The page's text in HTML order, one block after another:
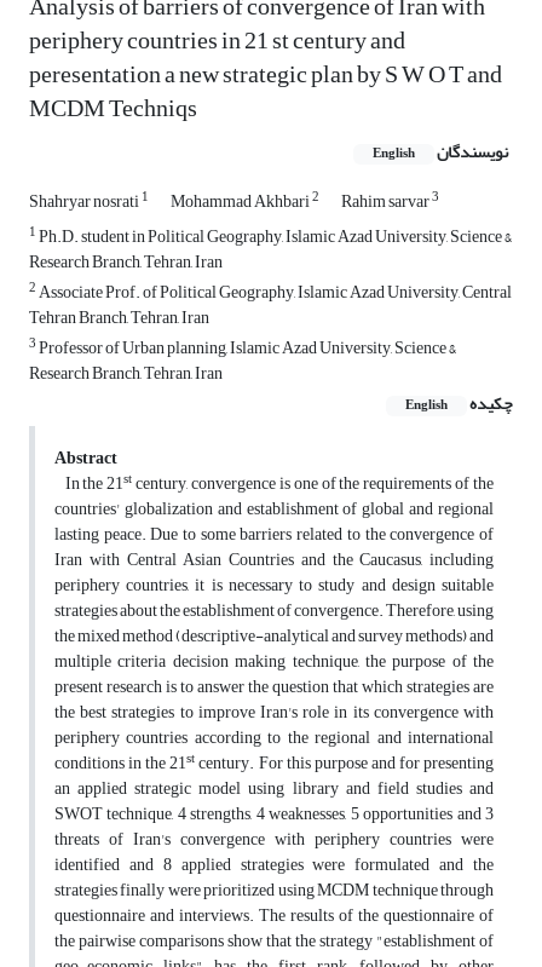
periphery countries in 21 st century and
peresentation a new strategic plan by S W O T and
MCDM Techniqs
نویسندگان English
Shahryar nosrati1 Mohammad Akhbari2 Rahim sarvar3
1Ph.D. student in Political Geography, Islamic Azad University, Science &
Research Branch, Tehran, Iran
2Associate Prof. of Political Geography, Islamic Azad University, Central
Tehran Branch, Tehran, Iran
3Professor of Urban planning, Islamic Azad University, Science &
Research Branch, Tehran, Iran
چکیده
English
Abstract
In the 21stcentury, convergence is one of the requirements of the
countries' globalization and establishment of global and regional
lasting peace. Due to some barriers related to the convergence of
Iran with Central Asian Countries and the Caucasus, including
periphery countries, it is necessary to study and design suitable
strategies about the establishment of convergence. Therefore, using
the mixed method (descriptive-analytical and survey methods) and
multiple criteria decision making technique, the purpose of the
present research is to answer the question that which strategies are
the best strategies to improve Iran's role in its convergence with
periphery countries according to the regional and international
conditions in the 21stcentury. For this purpose and for presenting
an applied strategic model using library and field studies and
SWOT technique, 4 strengths, 4 weaknesses, 5 opportunities and 3
threats of Iran's convergence with periphery countries were
identified and 8 applied strategies were formulated and the
strategies finally were prioritized using MCDM technique through
questionnaire and interviews. The results of the questionnaire of
the pairwise comparisons show that the strategy "establishment of